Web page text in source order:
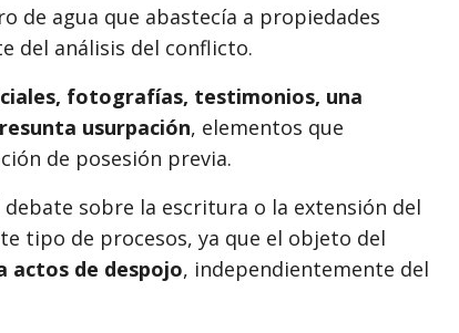
de agua que abastecía a propiedades
del análisis del conflicto.
fotografías, testimonios, una
usurpación, elementos que
de posesión previa.
sobre la escritura o la extensión del
tipo de procesos, ya que el objeto del
actos de despojo, independientemente del